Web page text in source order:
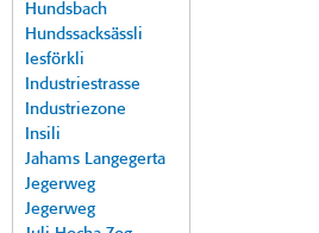
Hundsbach
Hundssacksässli
Iesförkli
Industriestrasse
Industriezone
Insili
Jahams Langegerta
Jegerweg
Jegerweg